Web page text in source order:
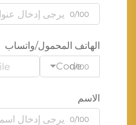
0/100
الهاتف المحمول/واتساب
Code
0/100
الاسم
0/100